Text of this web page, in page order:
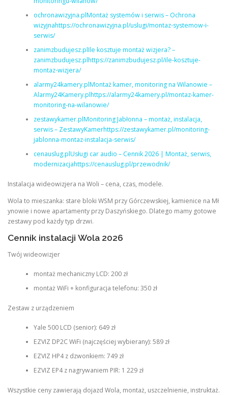
ochronawizyjna.plMontaż systemów i serwis – Ochrona
wizyjnahttps://ochronawizyjna.pl/uslugi/montaz-systemow-i-
serwis/
zanimzbudujesz.plIle kosztuje montaż wizjera? –
zanimzbudujesz.plhttps://zanimzbudujesz.pl/ile-kosztuje-
montaz-wizjera/
alarmy24kamery.plMontaż kamer, monitoring na Wilanowie –
Alarmy24Kamery.plhttps://alarmy24kamery.pl/montaz-kamer-
monitoring-na-wilanowie/
zestawykamer.plMonitoring Jabłonna – montaż, instalacja,
serwis – ZestawyKamerhttps://zestawykamer.pl/monitoring-
jablonna-montaz-instalacja-serwis/
cenauslug.plUsługi car audio – Cennik 2026 | Montaż, serwis,
modernizacjahttps://cenauslug.pl/przewodnik/
Instalacja wideowizjera na Woli – cena, czas, modele.
Wola to mieszanka: stare bloki WSM przy Górczewskiej, kamienice na Mł
ynowie i nowe apartamenty przy Daszyńskiego. Dlatego mamy gotowe
zestawy pod każdy typ drzwi.
Cennik instalacji Wola 2026
Twój wideowizjer
montaż mechaniczny LCD: 200 zł
montaż WiFi + konfiguracja telefonu: 350 zł
Zestaw z urządzeniem
Yale 500 LCD (senior): 649 zł
EZVIZ DP2C WiFi (najczęściej wybierany): 589 zł
EZVIZ HP4 z dzwonkiem: 749 zł
EZVIZ EP4 z nagrywaniem PIR: 1 229 zł
Wszystkie ceny zawierają dojazd Wola, montaż, uszczelnienie, instruktaż.